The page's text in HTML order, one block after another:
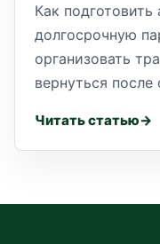
Как
долгосрочную
организовать
вернуться после
Читать статью